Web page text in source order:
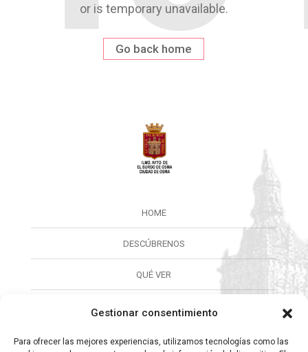
Gestionar consentimiento
Para ofrecer las mejores experiencias, utilizamos tecnologías como las
or is temporary unavailable.
Go back home
HOME
DESCÚBRENOS
QUÉ VER
CALENDARIO